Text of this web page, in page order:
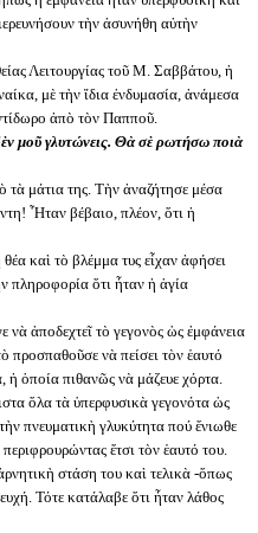
τὴν ἀσυνήθη αὐτὴν
Λειτουργίας τοῦ Μ. Σαββάτου, ἡ
μὲ τὴν ἴδια ἐνδυμασία, ἀνάμεσα
ἀπὸ τὸν Παπποῦ.
μοῦ γλυτώνεις. Θὰ σὲ ρωτήσω ποιὰ
μάτια της. Τὴν ἀναζήτησε μέσα
Ἦταν βέβαιο, πλέον, ὅτι ἡ
καὶ τὸ βλέμμα τυς εἶχαν ἀφήσει
πληροφορία ὅτι ἦταν ἡ ἁγία
νὰ ἀποδεχτεῖ τὸ γεγονὸς ὡς ἐμφάνεια
προσπαθοῦσε νὰ πείσει τὸν ἑαυτό
ἡ ὁποία πιθανῶς νὰ μάζευε χόρτα.
ὅλα τὰ ὑπερφυσικὰ γεγονότα ὡς
πνευματικὴ γλυκύτητα πού ἔνιωθε
ἔτσι τὸν ἑαυτό του.
στάση του καὶ τελικὰ -ὅπως
Τότε κατάλαβε ὅτι ἦταν λάθος